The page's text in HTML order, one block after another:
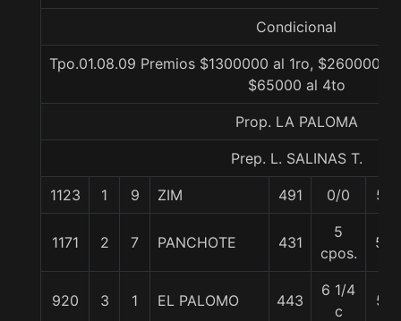
Condicional
Tpo.01.08.09 Premios $1300000 al 1ro, $260000
$65000 al 4to
Prop. LA PALOMA
Prep. L. SALINAS T.
1123 1 9 ZIM 491 0/0 57
1171 2 7 PANCHOTE 431
5
cpos.
57.
920 3 1 EL PALOMO 443
6 1/4
c
57